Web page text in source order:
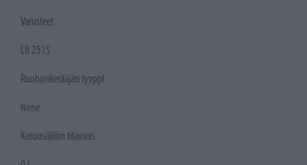
Varusteet
LB 251S
Ruohonkerääjän tyyppi
None
Keruusäiliön tilavuus